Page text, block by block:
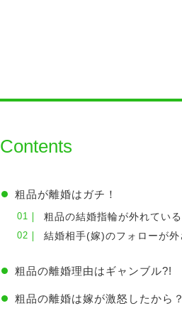
Contents
粗品が離婚はガチ！
粗品の結婚指輪が外れている
結婚相手(嫁)のフォローが外
粗品の離婚理由はギャンブル?!
粗品の離婚は嫁が激怒したから？